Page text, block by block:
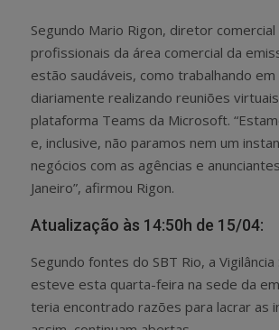
Segundo Mario Rigon, diretor comercial
profissionais da área comercial da
estão saudáveis, como trabalhando
diariamente realizando reuniões
plataforma Teams da Microsoft.
e, inclusive, não paramos nem um
negócios com as agências e
Janeiro”, afirmou Rigon.
Atualização às 14:50h de 15/04:
Segundo fontes do SBT Rio, a Vigilância
esteve esta quarta-feira na sede da
teria encontrado razões para lacrar as